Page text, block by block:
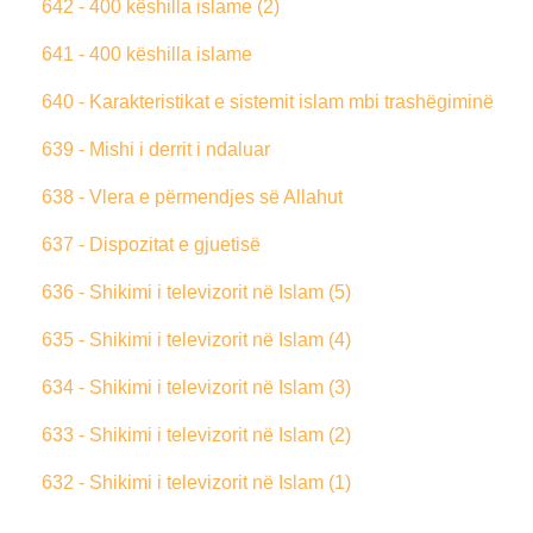
642 - 400 këshilla islame (2)
641 - 400 këshilla islame
640 - Karakteristikat e sistemit islam mbi trashëgiminë
639 - Mishi i derrit i ndaluar
638 - Vlera e përmendjes së Allahut
637 - Dispozitat e gjuetisë
636 - Shikimi i televizorit në Islam (5)
635 - Shikimi i televizorit në Islam (4)
634 - Shikimi i televizorit në Islam (3)
633 - Shikimi i televizorit në Islam (2)
632 - Shikimi i televizorit në Islam (1)